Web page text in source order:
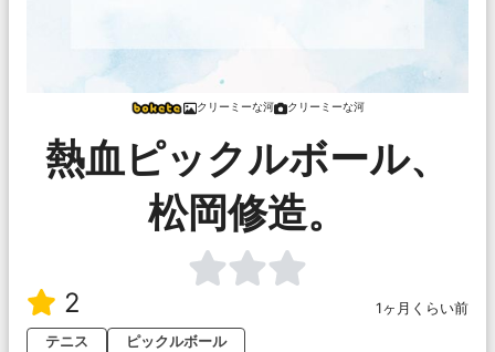
クリーミーな河 クリーミーな河
熱血ピックルボール、
松岡修造。
2
1ヶ月くらい前
テニス
ピックルボール